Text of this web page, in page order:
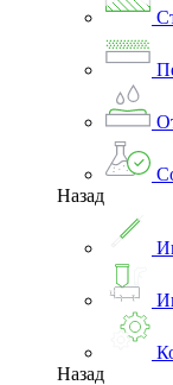
Назад
Назад